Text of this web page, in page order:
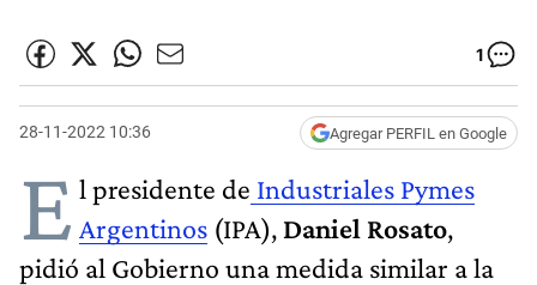
1
28-11-2022 10:36 Agregar PERFIL en Google
E l presidente de Industriales Pymes
Argentinos (IPA), Daniel Rosato,
pidió al Gobierno una medida similar a la